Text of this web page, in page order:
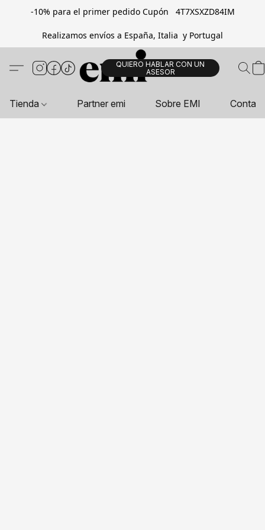
-10% para el primer pedido Cupón 4T7XSXZD84IM
Realizamos envíos a España, Italia y Portugal
QUIERO HABLAR CON UN
ASESOR
Tienda Partner emi Sobre EMI